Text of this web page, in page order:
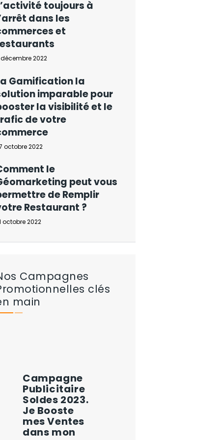
toujours à
dans les
et
2022
Gamification la
imparable pour
la visibilité et le
de votre
octobre 2022
le
peut vous
de Remplir
Restaurant ?
octobre 2022
Campagnes
clés
main
Campagne
Publicitaire
Soldes 2023.
Je Booste
mes Ventes
dans mon